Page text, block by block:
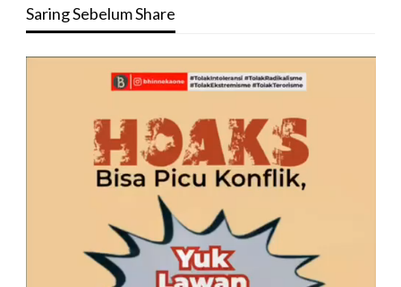
Saring Sebelum Share